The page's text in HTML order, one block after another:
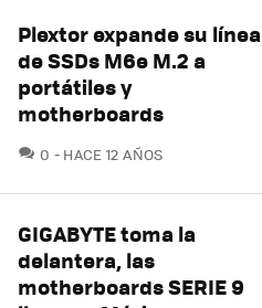
Plextor expande su línea
de SSDs M6e M.2 a
portátiles y
motherboards
0 COMENTARIOS
HACE 12 AÑOS
GIGABYTE toma la
delantera, las
motherboards SERIE 9